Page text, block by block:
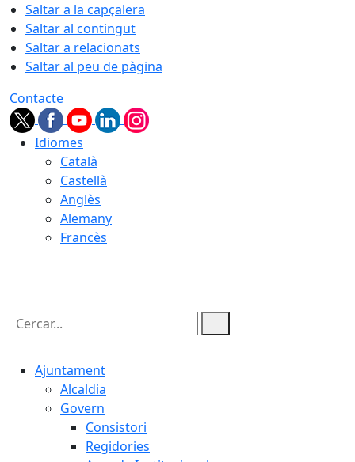
Saltar a la capçalera
Saltar al contingut
Saltar a relacionats
Saltar al peu de pàgina
Contacte
Idiomes
Català
Castellà
Anglès
Alemany
Francès
Cercar:
Ajuntament
Alcaldia
Govern
Consistori
Regidories